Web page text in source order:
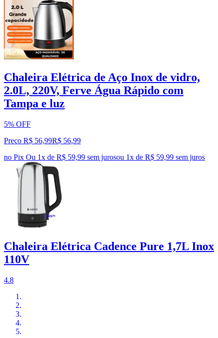
Chaleira Elétrica de Aço Inox de vidro,
2.0L, 220V, Ferve Água Rápido com
Tampa e luz
5% OFF
Preço R$ 56,99R$ 56,99
no Pix Ou 1x de R$ 59,99 sem jurosou 1x de R$ 59,99 sem juros
Chaleira Elétrica Cadence Pure 1,7L Inox
110V
4.8